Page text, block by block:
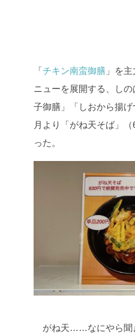
「 チキン南蛮御膳 」を
ニューを展開する、し
子御膳」「しおから揚
月より「がね天そば」
った。
がね天……なにやら聞